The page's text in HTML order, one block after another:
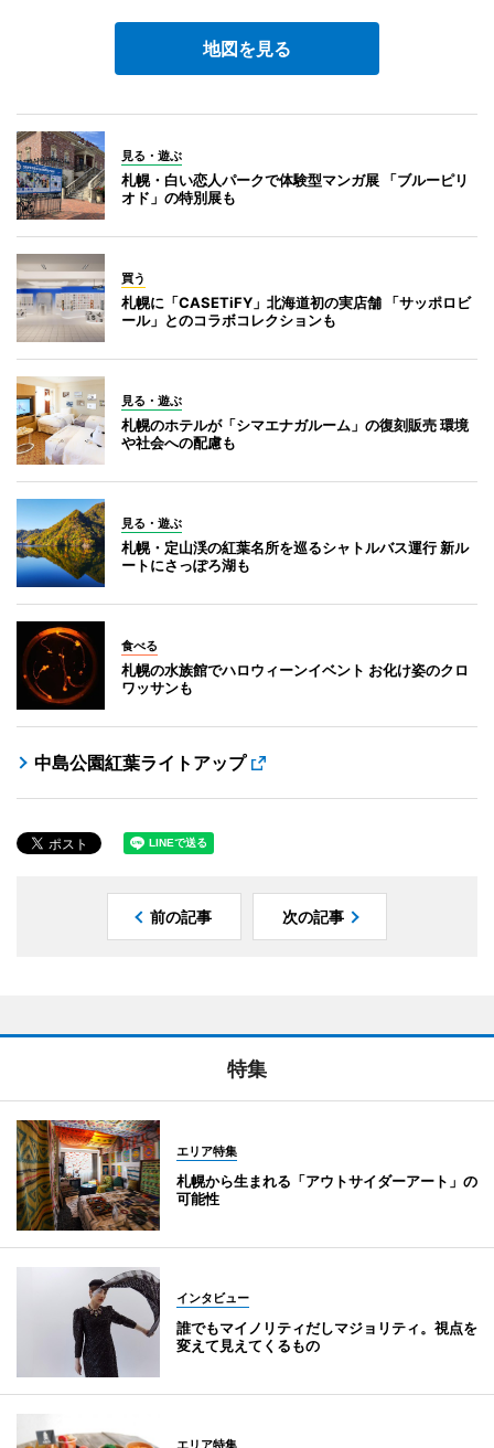
地図を見る
見る・遊ぶ
札幌・白い恋人パークで体験型マンガ展 「ブルーピリ
オド」の特別展も
買う
札幌に「CASETiFY」北海道初の実店舗 「サッポロビ
ール」とのコラボコレクションも
見る・遊ぶ
札幌のホテルが「シマエナガルーム」の復刻販売 環境
や社会への配慮も
見る・遊ぶ
札幌・定山渓の紅葉名所を巡るシャトルバス運行 新ル
ートにさっぽろ湖も
食べる
札幌の水族館でハロウィーンイベント お化け姿のクロ
ワッサンも
中島公園紅葉ライトアップ
前の記事 次の記事
特集
エリア特集
札幌から生まれる「アウトサイダーアート」の
可能性
インタビュー
誰でもマイノリティだしマジョリティ。視点を
変えて見えてくるもの
エリア特集